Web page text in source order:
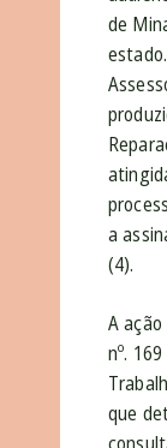
de
a
(4).
A
nº.
que